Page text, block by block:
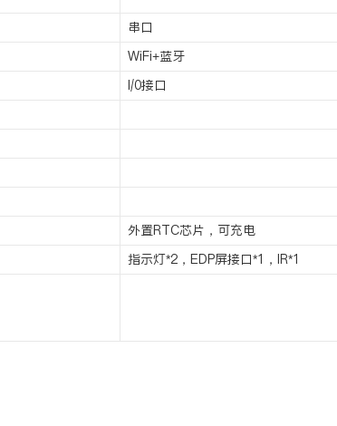
串口
WiFi+蓝牙
I/0接口
外置RTC芯片，可充电
指示灯*2，EDP屏接口*1，IR*1